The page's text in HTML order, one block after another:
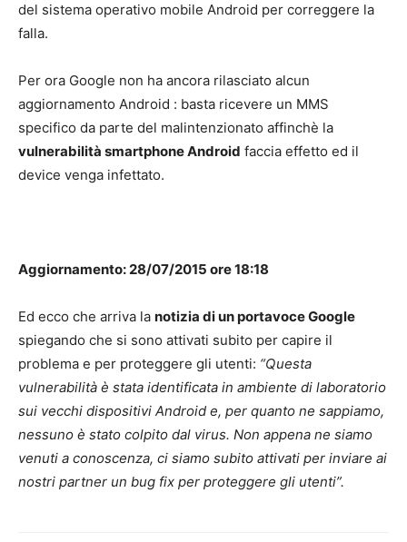
del sistema operativo mobile Android per correggere la
falla.
Per ora Google non ha ancora rilasciato alcun
aggiornamento Android : basta ricevere un MMS
specifico da parte del malintenzionato affinchè la
vulnerabilità smartphone Android faccia effetto ed il
device venga infettato.
Aggiornamento: 28/07/2015 ore 18:18
Ed ecco che arriva la notizia di un portavoce Google
spiegando che si sono attivati subito per capire il
problema e per proteggere gli utenti: “Questa
vulnerabilità è stata identificata in ambiente di laboratorio
sui vecchi dispositivi Android e, per quanto ne sappiamo,
nessuno è stato colpito dal virus. Non appena ne siamo
venuti a conoscenza, ci siamo subito attivati per inviare ai
nostri partner un bug fix per proteggere gli utenti”.